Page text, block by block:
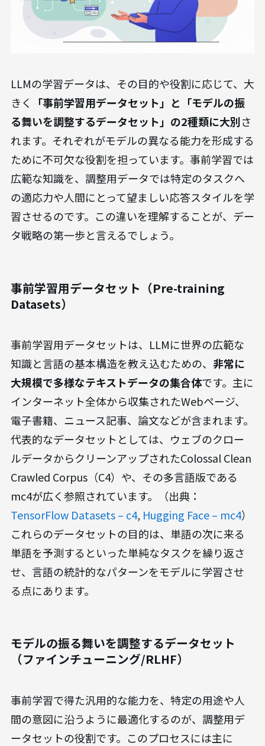
LLMの学習データは、その目的や役割に応じて、大
きく
「事前学習用データセット」と「モデルの振
る舞いを調整するデータセット」の2種類に大別さ
れます。それぞれがモデルの異なる能力を形成する
ために不可欠な役割を担っています。事前学習では
広範な知識を、調整用データでは特定のタスクへ
の適応力や人間にとって望ましい応答スタイルを学
習させるのです。この違いを理解することが、デー
タ戦略の第一歩と言えるでしょう。
事前学習用データセット（Pre-training
Datasets）
事前学習用データセットは、LLMに世界の広範な
知識と言語の基本構造を教え込むための、 非常に
大規模で多様なテキストデータの集合体です。主に
インターネット全体から収集されたWebページ、
電子書籍、ニュース記事、論文などが含まれます。
代表的なデータセットとしては、ウェブのクロー
ルデータからクリーンアップされたColossal Clean
Crawled Corpus（C4）や、その多言語版である
mc4が広く参照されています。（出典：
TensorFlow Datasets – c4, Hugging Face – mc4）
これらのデータセットの目的は、単語の次に来る
単語を予測するといった単純なタスクを繰り返さ
せ、言語の統計的なパターンをモデルに学習させ
る点にあります。
モデルの振る舞いを調整するデータセット
（ファインチューニング/RLHF）
事前学習で得た汎用的な能力を、特定の用途や人
間の意図に沿うように最適化するのが、調整用デ
ータセットの役割です。このプロセスには主に